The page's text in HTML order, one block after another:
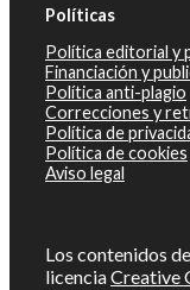
Políticas
Política editorial y
Financiación y
Política anti-plagio
Correcciones y
Política de
Política de cookies
Aviso legal
Los contenidos
licenciaCreative